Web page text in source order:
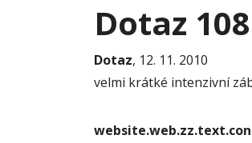
Dotaz
Dotaz, 12. 11. 2010
velmi krátké intenzivní